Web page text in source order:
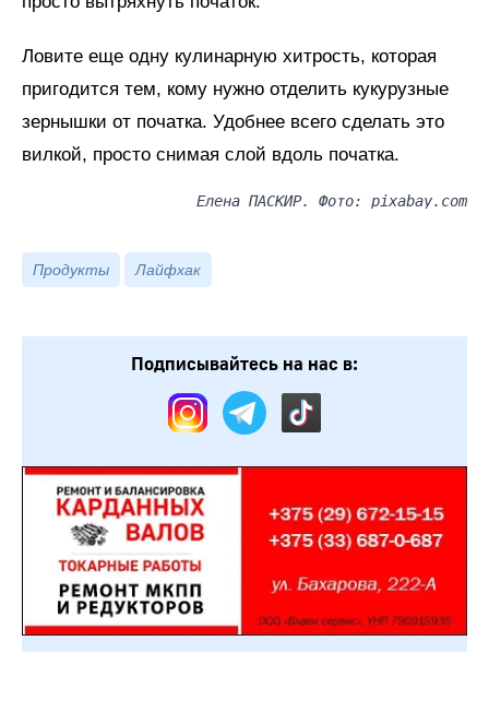
Ловите еще одну кулинарную хитрость, которая
пригодится тем, кому нужно отделить кукурузные
зернышки от початка. Удобнее всего сделать это
вилкой, просто снимая слой вдоль початка.
Елена ПАСКИР. Фото: pixabay.com
Продукты Лайфхак
Подписывайтесь на нас в: